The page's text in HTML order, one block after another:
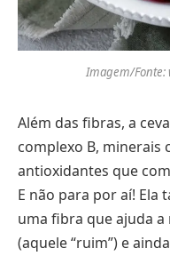
Imagem/Fonte:
Além das fibras, a
complexo B, minerais
antioxidantes que
E não para por aí! Ela
uma fibra que ajuda
(aquele “ruim”) e